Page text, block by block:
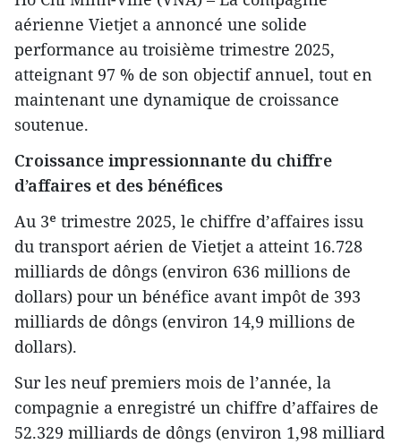
aérienne Vietjet a annoncé une solide
performance au troisième trimestre 2025,
atteignant 97 % de son objectif annuel, tout en
maintenant une dynamique de croissance
soutenue.
Croissance impressionnante du chiffre
d’affaires et des bénéfices
Au 3ᵉ trimestre 2025, le chiffre d’affaires issu
du transport aérien de Vietjet a atteint 16.728
milliards de dôngs (environ 636 millions de
dollars) pour un bénéfice avant impôt de 393
milliards de dôngs (environ 14,9 millions de
dollars).
Sur les neuf premiers mois de l’année, la
compagnie a enregistré un chiffre d’affaires de
52.329 milliards de dôngs (environ 1,98 milliard